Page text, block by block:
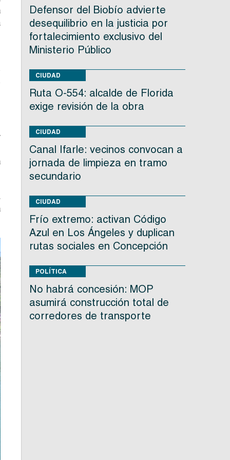
Defensor del Biobío advierte
desequilibrio en la justicia por
fortalecimiento exclusivo del
Ministerio Público
CIUDAD
Ruta O-554: alcalde de Florida
exige revisión de la obra
CIUDAD
Canal Ifarle: vecinos convocan a
jornada de limpieza en tramo
secundario
CIUDAD
Frío extremo: activan Código
Azul en Los Ángeles y duplican
rutas sociales en Concepción
POLÍTICA
No habrá concesión: MOP
asumirá construcción total de
corredores de transporte